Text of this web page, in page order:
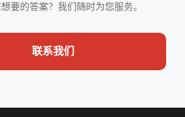
要的答案？我们随时为您服务。
联系我们